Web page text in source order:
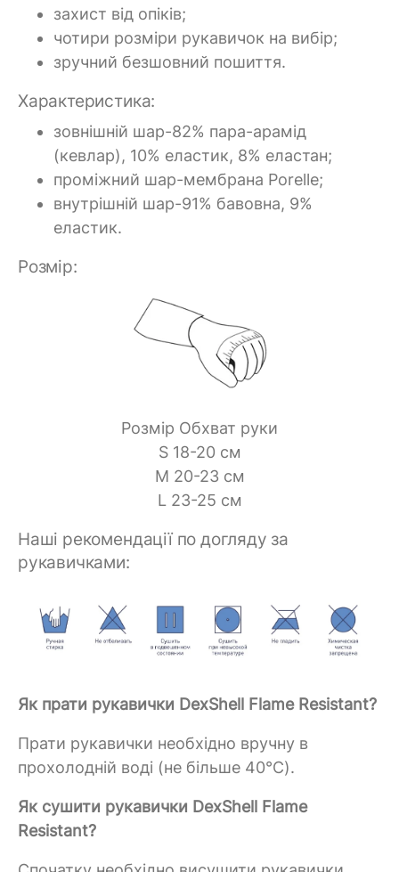
захист від опіків;
чотири розміри рукавичок на вибір;
зручний безшовний пошиття.
Характеристика:
зовнішній шар-82% пара-арамід
(кевлар), 10% еластик, 8% еластан;
проміжний шар-мембрана Porelle;
внутрішній шар-91% бавовна, 9%
еластик.
Розмір:
Розмір Обхват руки
S 18-20 см
M 20-23 см
L 23-25 см
Наші рекомендації по догляду за
рукавичками:
Як прати рукавички DexShell Flame Resistant?
Прати рукавички необхідно вручну в
прохолодній воді (не більше 40°C).
Як сушити рукавички DexShell Flame
Resistant?